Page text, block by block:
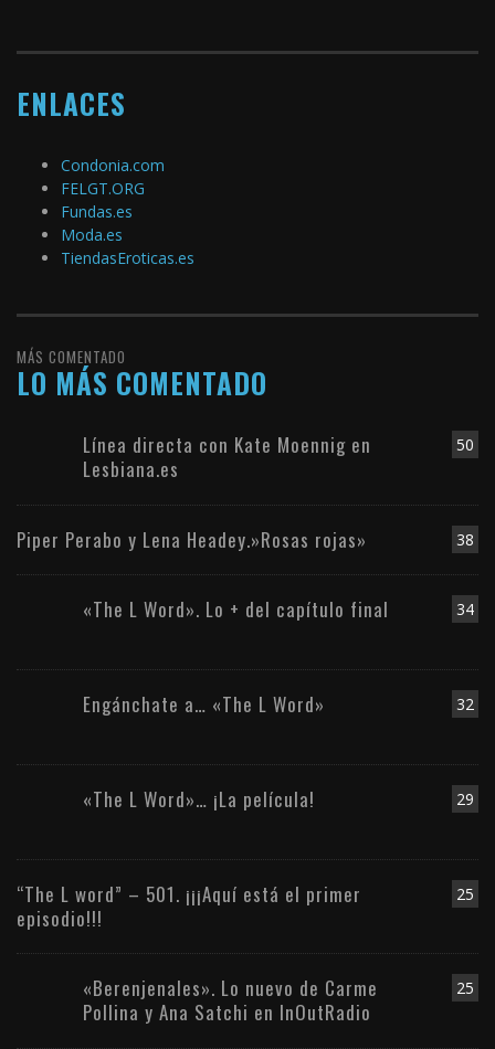
ENLACES
Condonia.com
FELGT.ORG
Fundas.es
Moda.es
TiendasEroticas.es
MÁS COMENTADO
LO MÁS COMENTADO
50
Línea directa con Kate Moennig en
Lesbiana.es
38
Piper Perabo y Lena Headey.»Rosas rojas»
34
«The L Word». Lo + del capítulo final
32
Engánchate a… «The L Word»
29
«The L Word»… ¡La película!
25
“The L word” – 501. ¡¡¡Aquí está el primer
episodio!!!
25
«Berenjenales». Lo nuevo de Carme
Pollina y Ana Satchi en InOutRadio